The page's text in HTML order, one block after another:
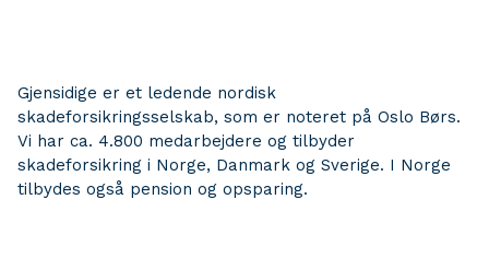
Gjensidige er et ledende nordisk
skadeforsikringsselskab, som er noteret på Oslo Børs.
Vi har ca. 4.800 medarbejdere og tilbyder
skadeforsikring i Norge, Danmark og Sverige. I Norge
tilbydes også pension og opsparing.